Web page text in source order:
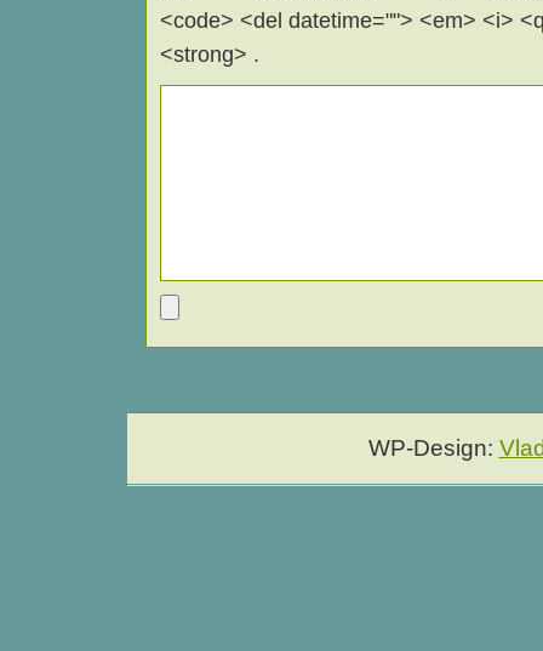
<code> <del datetime=""> <em> <i>
<strong> .
WP-Design: